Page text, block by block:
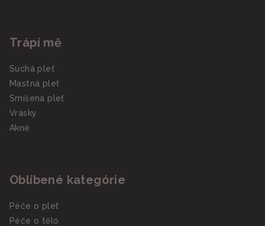
Trápí mě
Suchá pleť
Mastná pleť
Smíšená pleť
Vrásky
Akné
Oblíbené kategórie
Péče o pleť
Péče o tělo